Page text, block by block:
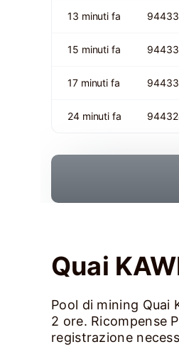
13 minuti fa
15 minuti fa
17 minuti fa
24 minuti fa
Quai
Pool di mining Quai
2 ore. Ricompense
registrazione